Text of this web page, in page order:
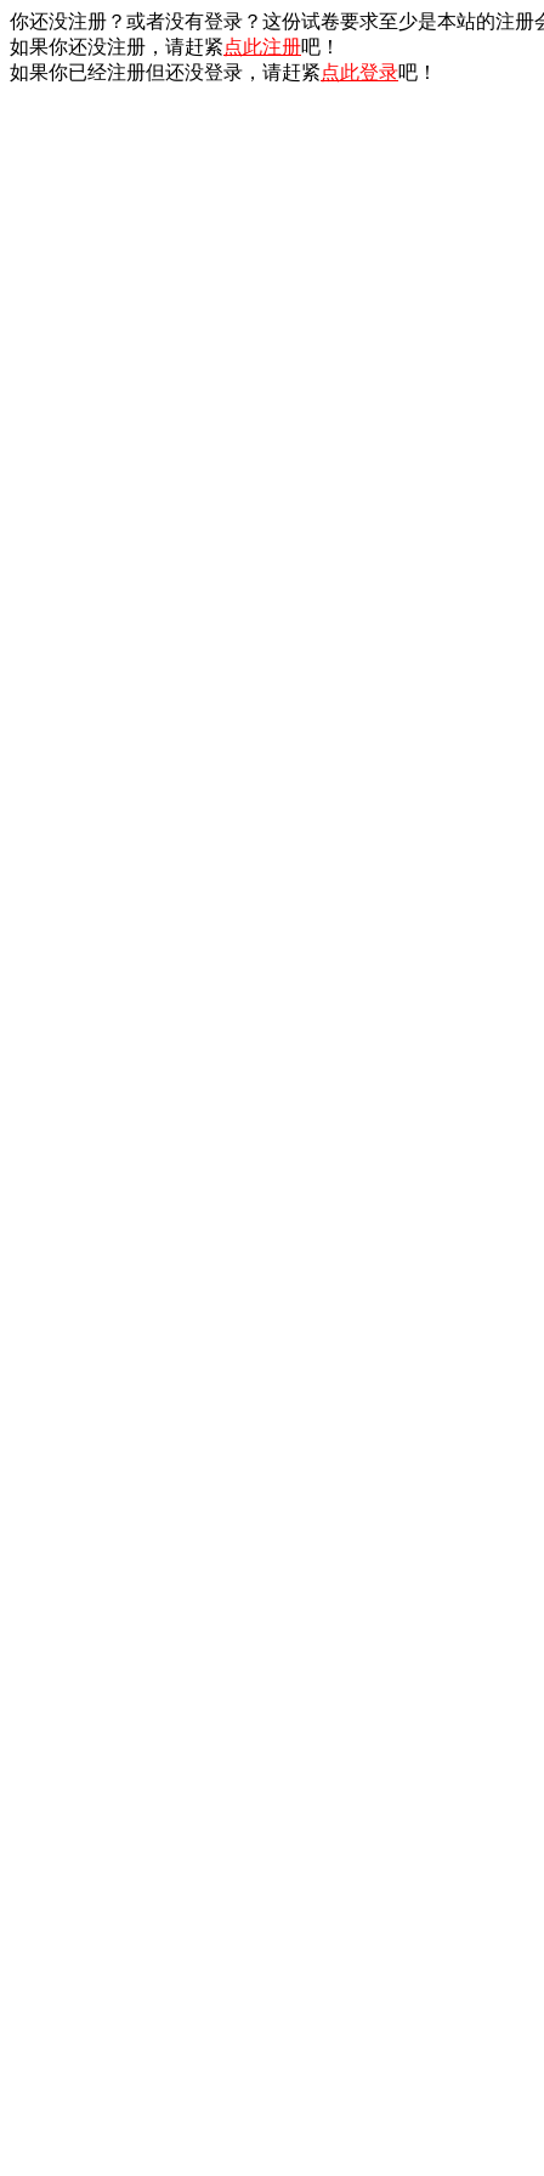
你还没注册？或者没有登录？这份试卷要求至少是本站的注册
如果你还没注册，请赶紧点此注册吧！
如果你已经注册但还没登录，请赶紧点此登录吧！